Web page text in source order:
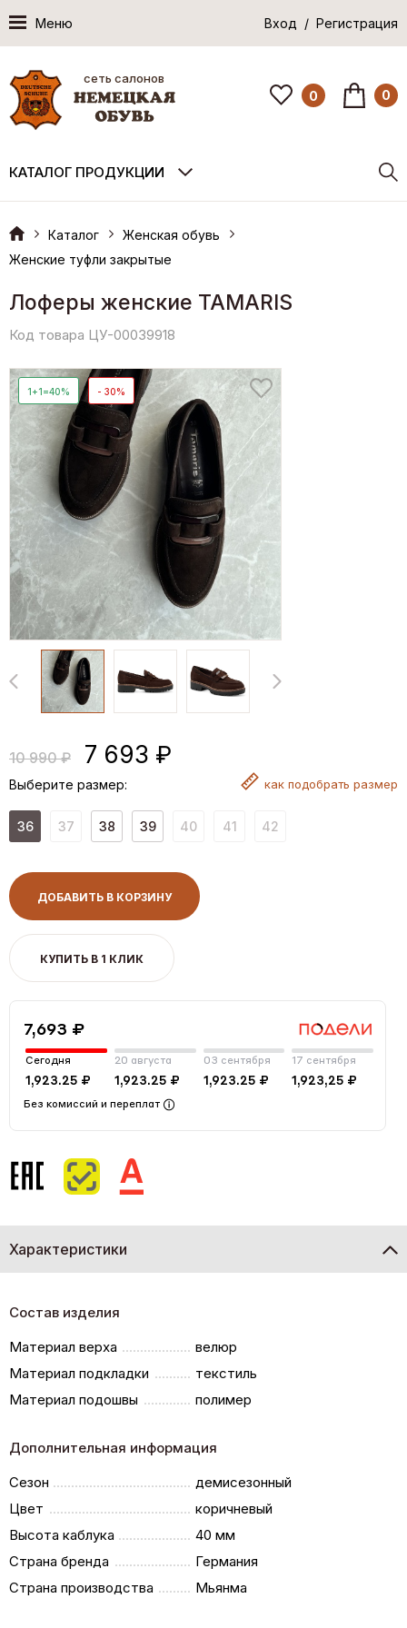
Меню Вход / Регистрация
сеть салонов
0 0
КАТАЛОГ ПРОДУКЦИИ
Каталог
Женская обувь
Женские туфли закрытые
Лоферы женские TAMARIS
Код товара ЦУ-00039918
1+1=40% - 30%
10 990 ₽ 7 693 ₽
Выберите размер: как подобрать размер
36 37 38 39 40 41 42
ДОБАВИТЬ В КОРЗИНУ
КУПИТЬ В 1 КЛИК
7,693 ₽
Сегодня
1,923.25 ₽
20 августа
1,923.25 ₽
03 сентября
1,923.25 ₽
17 сентября
1,923,25 ₽
Без комиссий и переплат
Характеристики
Состав изделия
Материал верха
велюр
Материал подкладки
текстиль
Материал подошвы
полимер
Дополнительная информация
Сезон
демисезонный
Цвет
коричневый
Высота каблука
40 мм
Страна бренда
Германия
Страна производства
Мьянма